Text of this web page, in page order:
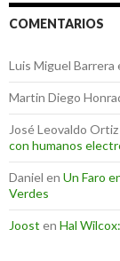
COMENTARIOS
Luis Miguel Barrera
Martin Diego
José Leovaldo Ortiz
con humanos
Daniel en Un Faro
Verdes
Joost en Hal